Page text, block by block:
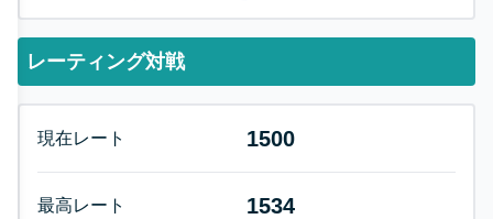
レーティング対戦
現在レート 1500
最高レート 1534